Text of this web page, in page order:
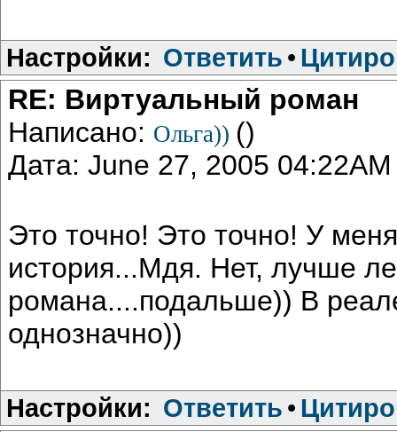
Настройки: Ответить •
RE: Виртуальный роман
Написано: Ольга)) ()
Дата: June 27, 2005 04:22AM
Это точно! Это точно! У
история...Мдя. Нет, лучше
романа....подальше)) В
однозначно))
Настройки: Ответить •